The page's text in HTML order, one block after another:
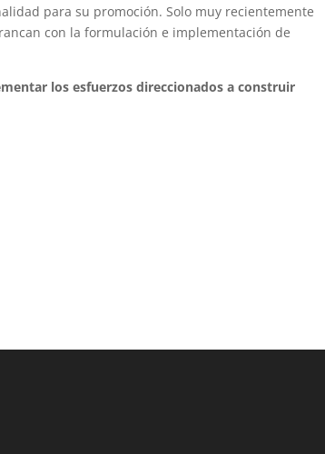
para su promoción. Solo muy recientemente
con la formulación e implementación de
los esfuerzos direccionados a construir